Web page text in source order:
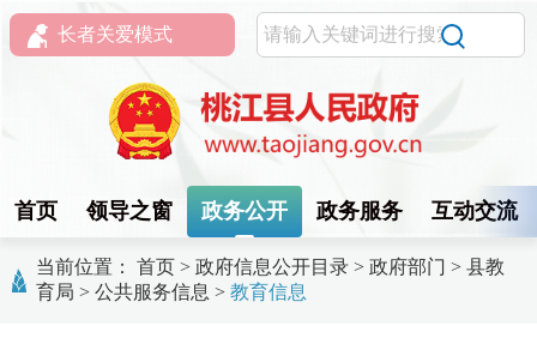
长者关爱模式
首页 领导之窗 政务公开 政务服务 互动交流
当前位置： 首页 > 政府信息公开目录 > 政府部门 > 县教
育局 > 公共服务信息 > 教育信息